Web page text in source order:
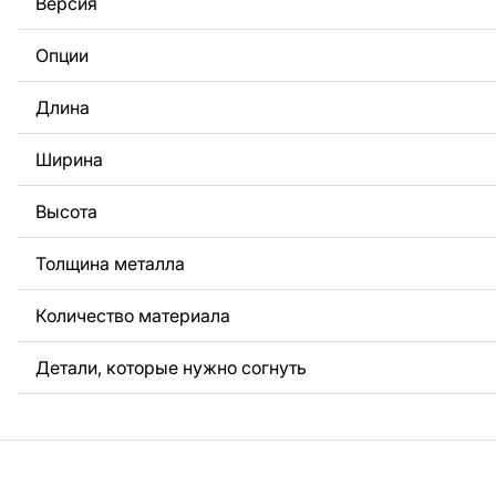
За дополнительную плату мы можем добавить любой
логотип вашей компании или внести другие изменения
Если вам нужно, чтобы мы выполнили
металла для вас, пожалуйста, свяжитесь с нами.
Если у вас остались вопросы или вам нужна помощь,
любое время, мы всегда готовы помочь.
Опции
Длина
Ширина
Высота
Толщина металла
Количество материала
Детали, которые нужно согнуть